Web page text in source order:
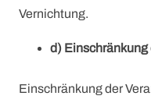
Vernichtung.
d) Einschränkung
Einschränkung der